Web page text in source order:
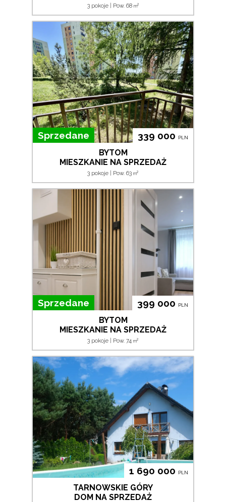
3 pokoje | Pow. 68 m2
Sprzedane 339 000 PLN
BYTOM
MIESZKANIE NA SPRZEDAŻ
3 pokoje | Pow. 63 m2
Sprzedane 399 000 PLN
BYTOM
MIESZKANIE NA SPRZEDAŻ
3 pokoje | Pow. 74 m2
1 690 000 PLN
TARNOWSKIE GÓRY
DOM NA SPRZEDAŻ